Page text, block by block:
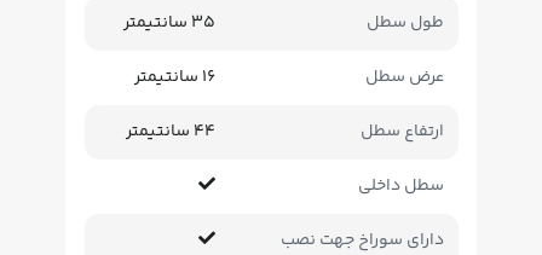
طول سطل 35 سانتیمتر
عرض سطل 16 سانتیمتر
ارتفاع سطل 44 سانتیمتر
سطل داخلی
دارای سوراخ جهت نصب